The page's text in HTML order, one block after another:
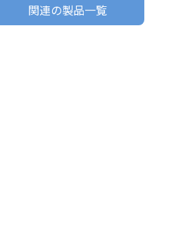
関連の製品一覧